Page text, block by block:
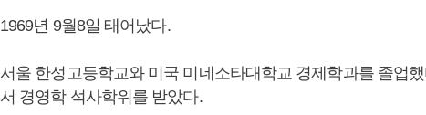
1969년 9월8일 태어났다.
서울 한성고등학교와 미국 미네소타대학교 경제학과를 졸업
서 경영학 석사학위를 받았다.